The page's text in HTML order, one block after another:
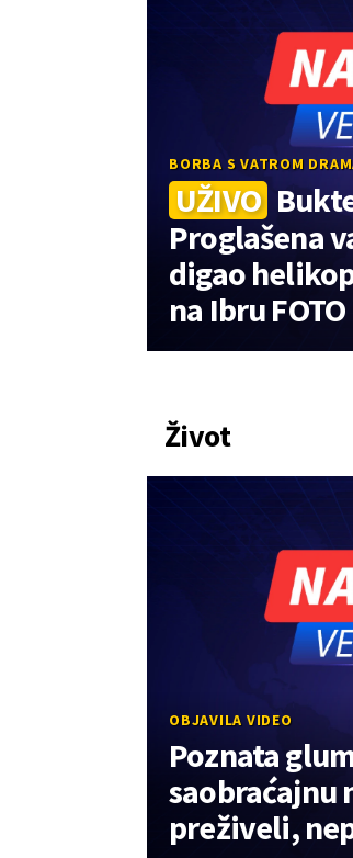
BORBA S VATROM
UŽIVO
Proglašena
digao
na Ibru FOTO
Život
OBJAVILA VIDEO
Poznata
saobraćajnu
preživeli,